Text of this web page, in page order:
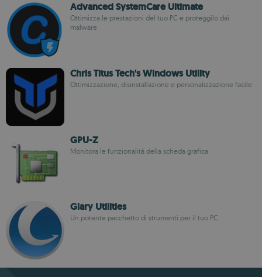
Advanced SystemCare Ultimate
Ottimizza le prestazioni del tuo PC e proteggilo dai
malware
Chris Titus Tech's Windows Utility
Ottimizzazione, disinstallazione e personalizzazione facile
GPU-Z
Monitora le funzionalità della scheda grafica
Glary Utilities
Un potente pacchetto di strumenti per il tuo PC